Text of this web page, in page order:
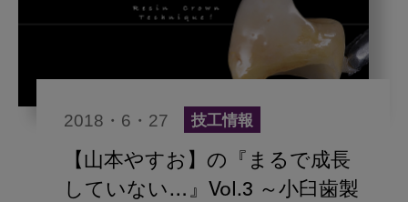
鼻うがい
内科医師
いま○○が知りたい 歯科助手
アフターコロナ対策
2018・6・27 技工情報
【山本やすお】の『まるで成長
していない…』Vol.3 ～小臼歯製